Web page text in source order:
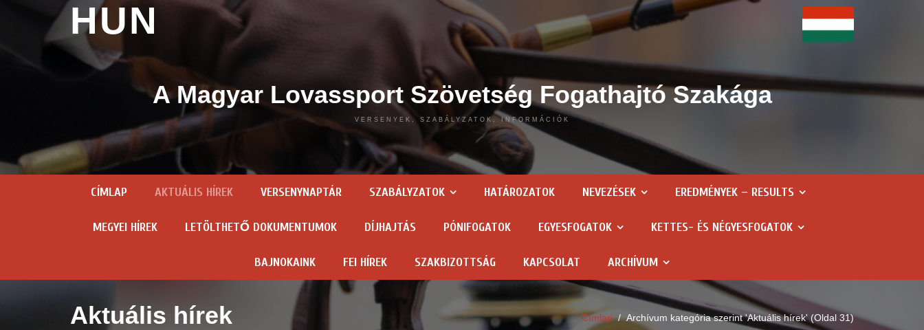
HUN
A Magyar Lovassport Szövetség Fogathajtó Szakága
VERSENYEK, SZABÁLYZATOK, INFORMÁCIÓK
CÍMLAP AKTUÁLIS HÍREK VERSENYNAPTÁR SZABÁLYZATOK HATÁROZATOK NEVEZÉSEK EREDMÉNYEK – RESULTS
MEGYEI HÍREK LETÖLTHETŐ DOKUMENTUMOK DÍJHAJTÁS PÓNIFOGATOK EGYESFOGATOK KETTES- ÉS NÉGYESFOGATOK
BAJNOKAINK FEI HÍREK SZAKBIZOTTSÁG KAPCSOLAT ARCHÍVUM
Címlap/Archívum kategória szerint 'Aktuális hírek'(Oldal 31)
Aktuális hírek